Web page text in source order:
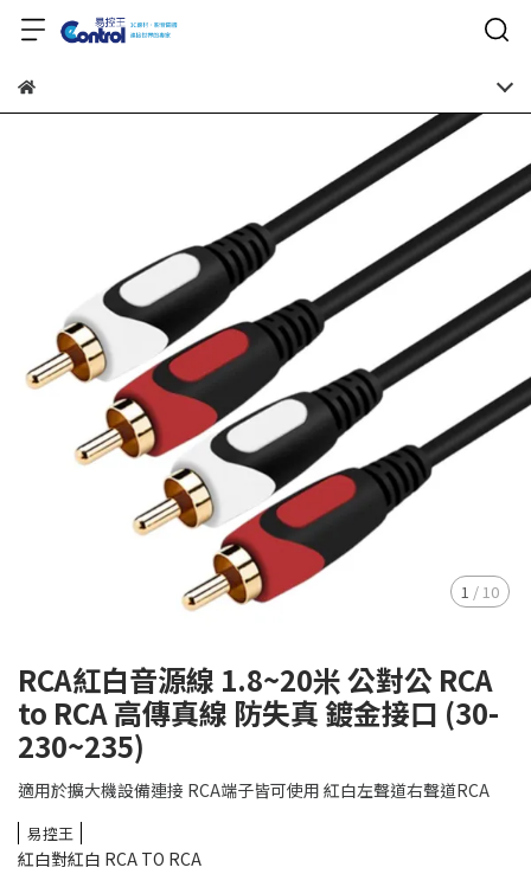
1 / 10
RCA紅白音源線 1.8~20米 公對公 RCA
to RCA 高傳真線 防失真 鍍金接口 (30-
230~235)
適用於擴大機設備連接 RCA端子皆可使用 紅白左聲道右聲道RCA
易控王
紅白對紅白 RCA TO RCA